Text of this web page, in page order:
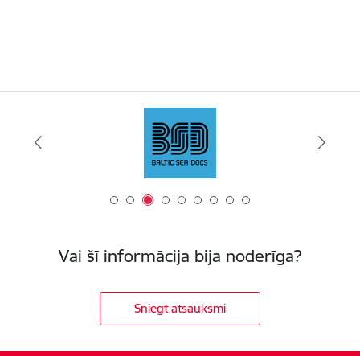
Vai šī informācija bija noderīga?
Sniegt atsauksmi